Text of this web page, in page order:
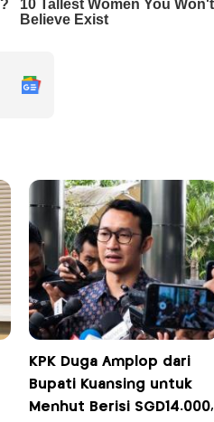
KPK Duga Amplop dari
Bupati Kuansing untuk
Menhut Berisi SGD14.000,